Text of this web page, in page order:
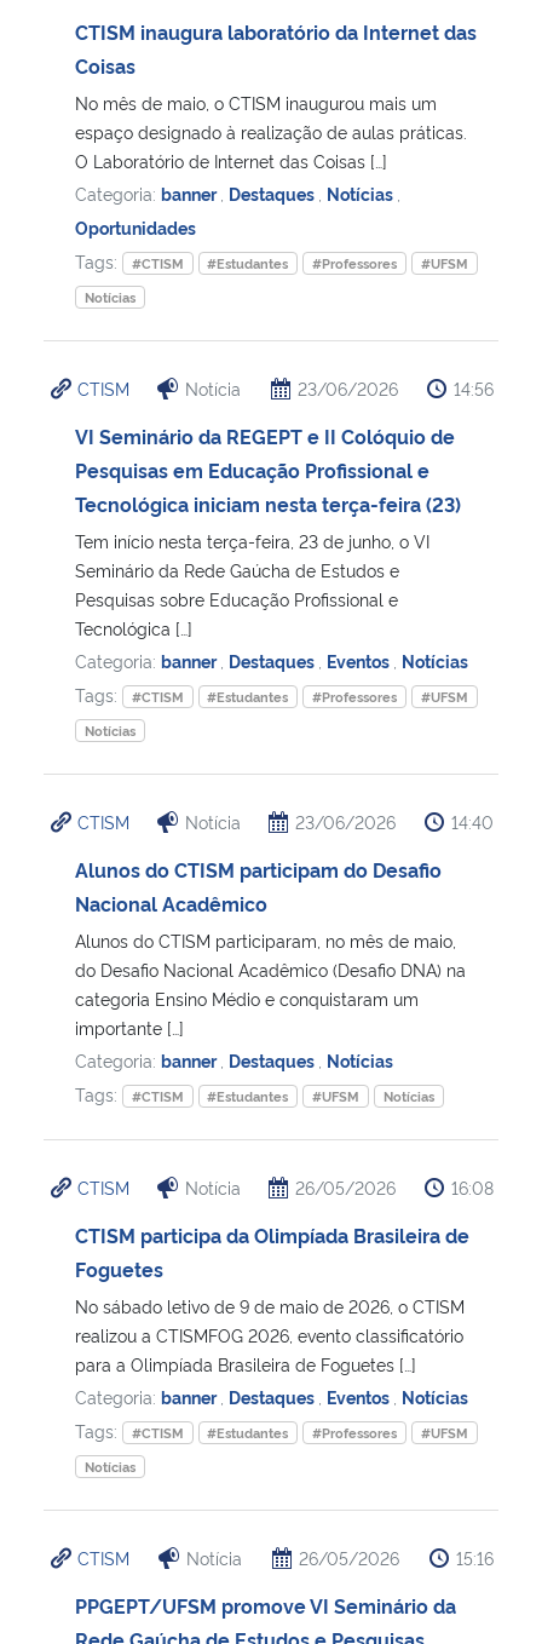
CTISM inaugura laboratório da Internet das
Coisas
No mês de maio, o CTISM inaugurou mais um
espaço designado à realização de aulas práticas.
O Laboratório de Internet das Coisas […]
Categoria: banner Destaques Notícias
Oportunidades
Tags:
#CTISM #Estudantes #Professores
#UFSM
Notícias
CTISM Notícia 23/06/2026 14:56
VI Seminário da REGEPT e II Colóquio de
Pesquisas em Educação Profissional e
Tecnológica iniciam nesta terça-feira (23)
Tem início nesta terça-feira, 23 de junho, o VI
Seminário da Rede Gaúcha de Estudos e
Pesquisas sobre Educação Profissional e
Tecnológica […]
Categoria: banner Destaques Eventos Notícias
Tags:
#CTISM #Estudantes #Professores
#UFSM
Notícias
CTISM Notícia 23/06/2026 14:40
Alunos do CTISM participam do Desafio
Nacional Acadêmico
Alunos do CTISM participaram, no mês de maio,
do Desafio Nacional Acadêmico (Desafio DNA) na
categoria Ensino Médio e conquistaram um
importante […]
Categoria: banner Destaques Notícias
Tags:
#CTISM #Estudantes #UFSM Notícias
CTISM Notícia 26/05/2026 16:08
CTISM participa da Olimpíada Brasileira de
Foguetes
No sábado letivo de 9 de maio de 2026, o CTISM
realizou a CTISMFOG 2026, evento classificatório
para a Olimpíada Brasileira de Foguetes […]
Categoria: banner Destaques Eventos Notícias
Tags:
#CTISM #Estudantes #Professores
#UFSM
Notícias
CTISM Notícia 26/05/2026 15:16
PPGEPT/UFSM promove VI Seminário da
Rede Gaúcha de Estudos e Pesquisas